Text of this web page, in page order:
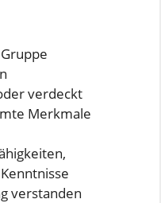
verdeckt
Merkmale
verstanden